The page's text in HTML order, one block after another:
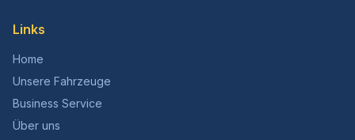
Links
Home
Unsere Fahrzeuge
Business Service
Über uns